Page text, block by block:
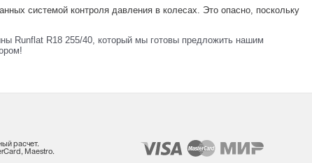
системой контроля давления в колесах. Это опасно, поскольку
Runflat R18 255/40, который мы готовы предложить нашим
расчет.
Maestro.